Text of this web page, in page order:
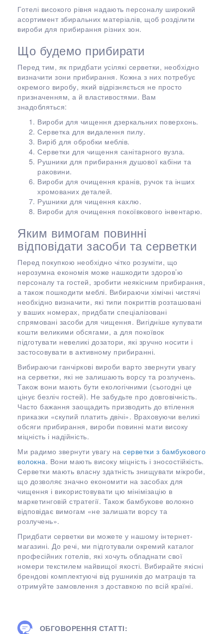
Готелі високого рівня надають персоналу широкий
асортимент збиральних матеріалів, щоб розділити
вироби для прибирання різних зон.
Що будемо прибирати
Перед тим, як придбати усілякі серветки, необхідно
визначити зони прибирання. Кожна з них потребує
окремого виробу, який відрізняється не просто
призначенням, а й властивостями. Вам
знадобляться:
Вироби для чищення дзеркальних поверхонь.
Серветка для видалення пилу.
Виріб для обробки меблів.
Серветки для чищення санітарного вузла.
Рушники для прибирання душової кабіни та
раковини.
Вироби для очищення кранів, ручок та інших
хромованих деталей.
Рушники для чищення кахлю.
Вироби для очищення покоївкового інвентарю.
Яким вимогам повинні
відповідати засоби та серветки
Перед покупкою необхідно чітко розуміти, що
нерозумна економія може нашкодити здоров’ю
персоналу та гостей, зробити неякісним прибирання,
а також пошкодити меблі. Вибираючи хімічні чистячі
необхідно визначити, які типи покриттів розташовані
у ваших номерах, придбати спеціалізовані
спрямовані засоби для чищення. Вигідніше купувати
кошти великими обсягами, а для покоївок
підготувати невеликі дозатори, які зручно носити і
застосовувати в активному прибиранні.
Вибираючи ганчіркові вироби варто звернути увагу
на серветки, які не залишають ворсу та розлучень.
Також вони мають бути екологічними (сьогодні це
цінує безліч гостей). Не забудьте про довговічність.
Часто бажання заощадить призводить до втілення
приказки «скупий платить двічі». Враховуючи великі
обсяги прибирання, вироби повинні мати високу
міцність і надійність.
Ми радимо звернути увагу на серветки з бамбукового
волокна. Вони мають високу міцність і зносостійкість.
Серветки мають власну здатність знищувати мікроби,
що дозволяє значно економити на засобах для
чищення і використовувати цю мінімізацію в
маркетинговій стратегії. Також бамбукове волокно
відповідає вимогам «не залишати ворсу та
розлучень».
Придбати серветки ви можете у нашому інтернет-
магазині. До речі, ми підготували окремий каталог
професійних готелів, які хочуть обладнати свої
номери текстилем найвищої якості. Вибирайте якісні
брендові комплектуючі від рушників до матраців та
отримуйте замовлення з доставкою по всій країні.
ОБГОВОРЕННЯ СТАТТІ: